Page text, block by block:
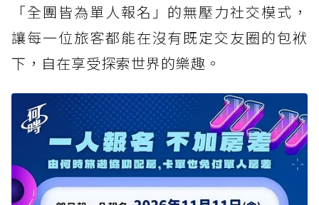
「全團皆為單人報名」的無壓力社交模式，
讓每一位旅客都能在沒有既定交友圈的包袱
下，自在享受探索世界的樂趣。